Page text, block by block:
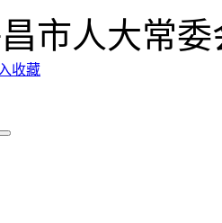
市人大常
收藏